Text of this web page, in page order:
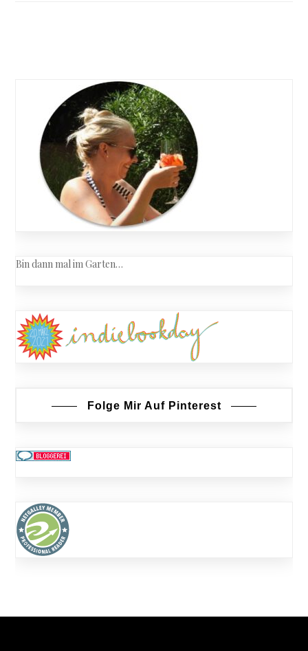
navigation
Bin dann mal im Garten…
Folge Mir Auf Pinterest